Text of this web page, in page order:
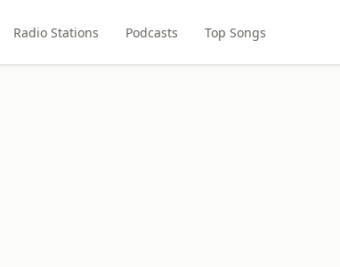
Radio Stations Podcasts Top Songs